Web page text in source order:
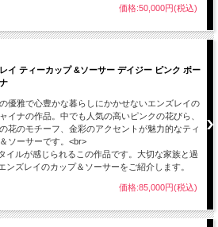
価格:50,000円(税込)
イ ティーカップ &ソーサー デイジー ピンク ボー
優雅で心豊かな暮らしにかかせないエンズレイの
イナの作品。中でも人気の高いピンクの花びら、
花のモチーフ、金彩のアクセントが魅力的なティ
ソーサーです。<br>
イルが感じられるこの作品です。大切な家族と過
ンズレイのカップ＆ソーサーをご紹介します。
価格:85,000円(税込)